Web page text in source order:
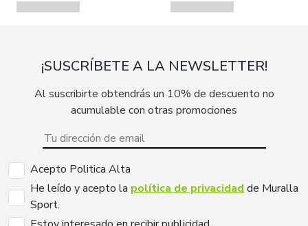
¡SUSCRÍBETE A LA NEWSLETTER!
Al suscribirte obtendrás un 10% de descuento no
acumulable con otras promociones
Acepto Politica Alta
He leído y acepto la política de privacidad de Muralla
Sport.